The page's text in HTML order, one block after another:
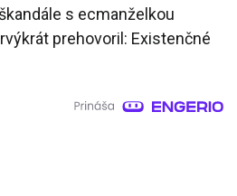
s ecmanželkou
prehovoril: Existenčné